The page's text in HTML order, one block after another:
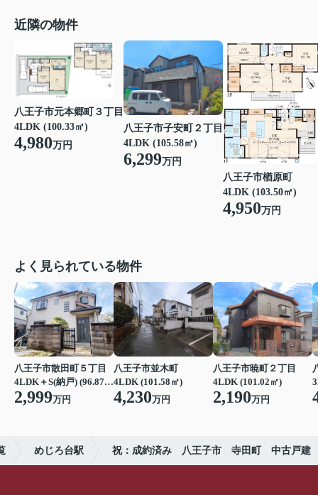
近隣の物件
八王子市元本郷町３丁目
4LDK (100.33㎡)
4,980万円
八王子市子安町２丁目
4LDK (105.58㎡)
6,299万円
八王子市楢原町
4LDK (103.50㎡)
4,950万円
よく見られている物件
八王子市散田町５丁目
4LDK＋S(納戸) (96.87㎡)
2,999万円
八王子市並木町
4LDK (101.58㎡)
4,230万円
八王子市暁町２丁目
4LDK (101.02㎡)
2,190万円
めじろ台駅 祝：成約済み 八王子市 寺田町 中古戸建